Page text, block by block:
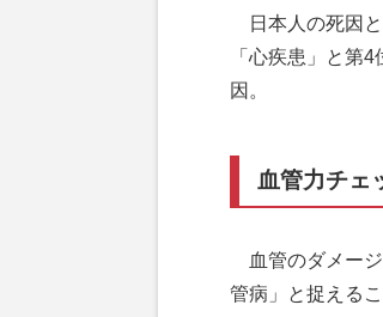
日本人の死因と
「心疾患」と第
因。
血管力チェ
血管のダメージ
管病」と捉える